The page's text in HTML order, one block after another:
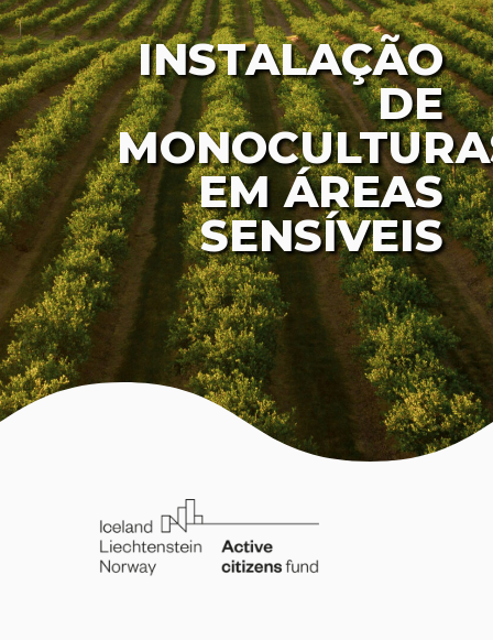
INSTALAÇÃO
DE
EM ÁREAS
SENSÍVEIS